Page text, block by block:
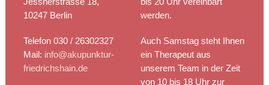
10247 Berlin
Telefon 030 / 26302327
Mail: info@akupunktur-
friedrichshain.de
werden.
Auch Samstag steht Ihnen
ein Therapeut aus
unserem Team in der Zeit
von 10 bis 18 Uhr zur